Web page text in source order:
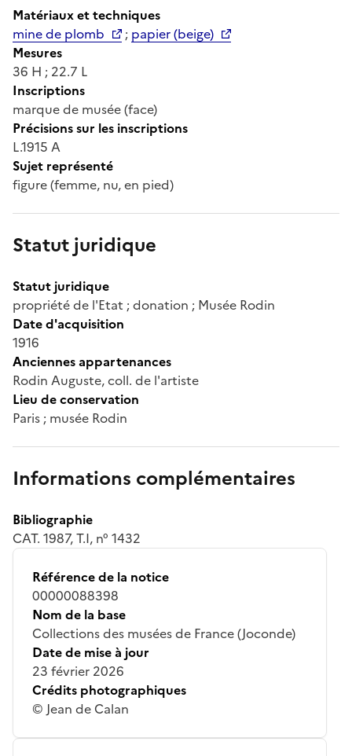
Matériaux et techniques
mine de plomb
; papier (beige)
Mesures
36 H ; 22.7 L
Inscriptions
marque de musée (face)
Précisions sur les inscriptions
L.1915 A
Sujet représenté
figure (femme, nu, en pied)
Statut juridique
Statut juridique
propriété de l'Etat ; donation ; Musée Rodin
Date d'acquisition
1916
Anciennes appartenances
Rodin Auguste, coll. de l'artiste
Lieu de conservation
Paris ; musée Rodin
Informations complémentaires
Bibliographie
CAT. 1987, T.I, n° 1432
Référence de la notice
00000088398
Nom de la base
Collections des musées de France (Joconde)
Date de mise à jour
23 février 2026
Crédits photographiques
© Jean de Calan